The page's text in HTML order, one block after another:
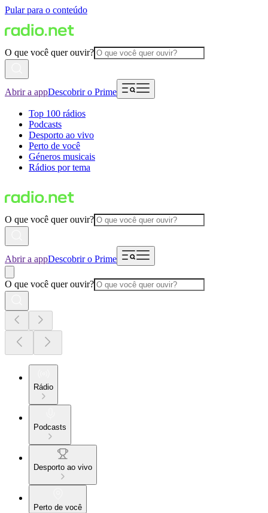
Pular para o conteúdo
O que você quer ouvir?
Abrir a appDescobrir o Prime
Top 100 rádios
Podcasts
Desporto ao vivo
Perto de você
Géneros musicais
Rádios por tema
O que você quer ouvir?
Abrir a appDescobrir o Prime
O que você quer ouvir?
Rádio
Podcasts
Desporto ao vivo
Perto de você